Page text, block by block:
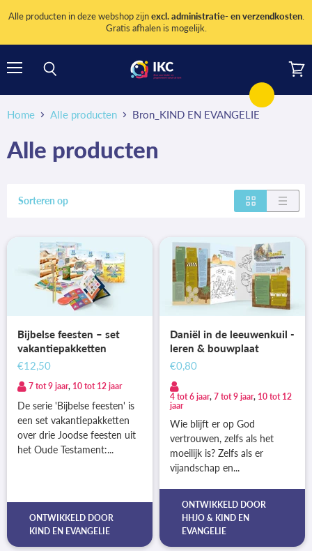
Alle producten in deze webshop zijnexcl. administratie- en verzendkosten.
Gratis afhalen is mogelijk.
Home Alle producten Bron_KIND EN EVANGELIE
Alle producten
Sorteren op
Bijbelse feesten – set
vakantiepakketten
€12,50
7 tot 9 jaar, 10 tot 12 jaar
De serie 'Bijbelse feesten' is
een set vakantiepakketten
over drie Joodse feesten uit
het Oude Testament:...
ONTWIKKELD DOOR
KIND EN EVANGELIE
Daniël in de leeuwenkuil -
leren & bouwplaat
€0,80
4 tot 6 jaar, 7 tot 9 jaar, 10 tot 12
jaar
Wie blijft er op God
vertrouwen, zelfs als het
moeilijk is? Zelfs als er
vijandschap en...
ONTWIKKELD DOOR
HHJO & KIND EN
EVANGELIE